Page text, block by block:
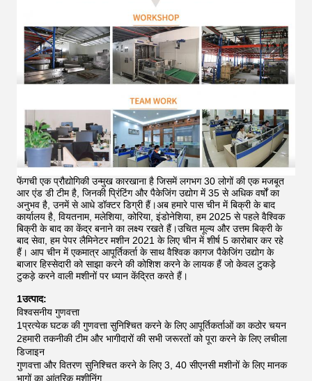
फेंगची एक प्रौद्योगिकी उन्मुख कारखाना है जिसमें लगभग 30 लोगों की एक मजबूत
आर एंड डी टीम है, जिनकी प्रिंटिंग और पैकेजिंग उद्योग में 35 से अधिक वर्षों का
अनुभव है, उनमें से आधे डॉक्टर डिग्री हैं।अब हमारे पास चीन में बिक्री के बाद
कार्यालय है, वियतनाम, मलेशिया, कोरिया, इंडोनेशिया, हम 2025 से पहले वैश्विक
बिक्री के बाद का केंद्र बनाने का लक्ष्य रखते हैं।उचित मूल्य और उत्तम बिक्री के
बाद सेवा, हम पेपर लैमिनेटर मशीन 2021 के लिए चीन में शीर्ष 5 कारोबार कर रहे
हैं। आप चीन में एकमात्र आपूर्तिकर्ता के साथ वैश्विक कागज पैकेजिंग उद्योग के
बाजार हिस्सेदारी को साझा करने की कोशिश करने के लायक हैं जो केवल टुकड़े
टुकड़े करने वाली मशीनों पर ध्यान केंद्रित करते हैं।
1उत्पाद:
विश्वसनीय गुणवत्ता
1प्रत्येक घटक की गुणवत्ता सुनिश्चित करने के लिए आपूर्तिकर्ताओं का कठोर चयन
2हमारी तकनीकी टीम और भागीदारों की सभी जरूरतों को पूरा करने के लिए लचीला
डिजाइन
गुणवत्ता और वितरण सुनिश्चित करने के लिए 3, 40 सीएनसी मशीनों के लिए मानक
भागों का आंतरिक मशीनिंग